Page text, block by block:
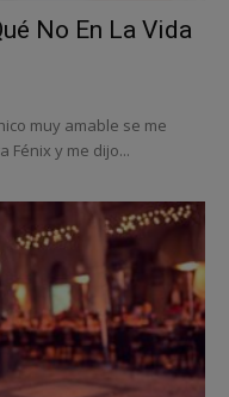
No En La Vida
muy amable se me
Fénix y me dijo...